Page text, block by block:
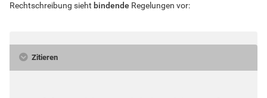
Rechtschreibung sieht bindende Regelungen vor:
Zitieren